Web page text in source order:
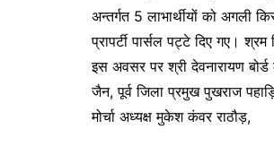
अन्तर्गत 5 लाभार्थीयों को अगली
प्रापर्टी पार्सल पट्टे दिए गए।
इस अवसर पर श्री देवनारायण
जैन, पूर्व जिला प्रमुख पुखराज
मोर्चा अध्यक्ष मुकेश कंवर राठौड़,